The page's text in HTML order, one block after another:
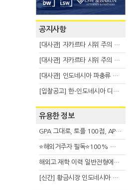
공지사항
[대사관] 자카르타 시위 주의 안내(8.6)
[대사관] 자카르타 시위 주의 안내(8.3)
[대사관] 인도네시아 파충류 불법 반출 주의 (7.29)
[입찰공고] 한-인도네시아 디지털융복합 탈 전시회
유용한 정보
GPA 그대로, 토플 100점, AP 막막 — 원인은 하나입니다
⭐해외거주자 필독⭐100% 온라인 마지막 한국어교원 2급 추가모집 (~8/2)
해외고 재학 이력 일반전형에서 분명한 입시 강점 살리는 전략
[신간] 황금시장 인도네시아 슈퍼리치의 성공 수업